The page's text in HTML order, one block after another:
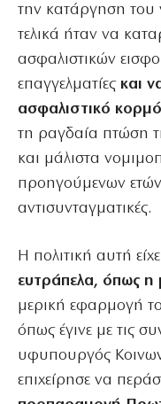
την κατάργηση του
τελικά ήταν να
ασφαλιστικών
επαγγελματίεςκαι
ασφαλιστικό
τη ραγδαία πτώση
και μάλιστα
προηγούμενων ετών
αντισυνταγματικές.
Η πολιτική αυτή είχε
ευτράπελα, όπως
μερική εφαρμογή
όπως έγινε με τις
υφυπουργός
επιχείρησε να